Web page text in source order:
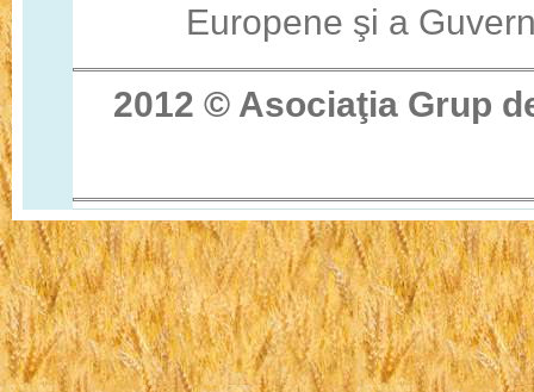
Europene şi a
2012 © Asociaţia Grup